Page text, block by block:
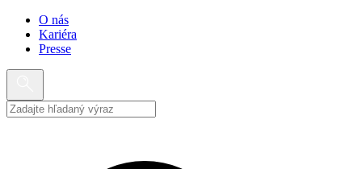
O nás
Kariéra
Presse